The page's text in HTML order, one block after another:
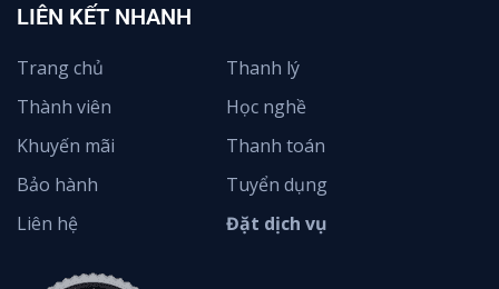
LIÊN KẾT NHANH
Trang chủ
Thành viên
Khuyến mãi
Bảo hành
Liên hệ
Thanh lý
Học nghề
Thanh toán
Tuyển dụng
Đặt dịch vụ